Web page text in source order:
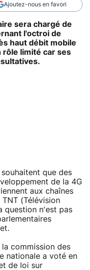
Ajoutez-nous en favori
sera chargé de
l'octroi de
haut débit mobile
rôle limité car ses
que des
de la 4G
aux chaînes
(Télévision
question n'est pas
commission des
nationale a voté en
de loi sur